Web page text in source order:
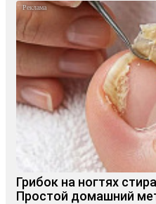
Грибок на ногтях
Простой домашний